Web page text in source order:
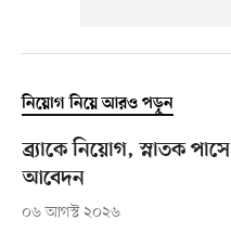
নিয়োগ নিয়ে আরও পড়ুন
ব্র্যাকে নিয়োগ, স্নাতক পাসে
আবেদন
০৬ আগস্ট ২০২৬